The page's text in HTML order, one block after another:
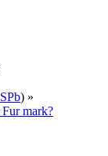
) »
mark?